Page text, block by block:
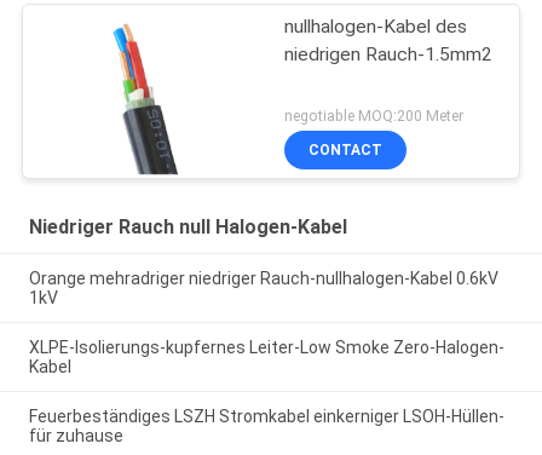
nullhalogen-Kabel des
niedrigen Rauch-1.5mm2
negotiable MOQ:200 Meter
CONTACT
Niedriger Rauch null Halogen-Kabel
Orange mehradriger niedriger Rauch-nullhalogen-Kabel 0.6kV
1kV
XLPE-Isolierungs-kupfernes Leiter-Low Smoke Zero-Halogen-
Kabel
Feuerbeständiges LSZH Stromkabel einkerniger LSOH-Hüllen-
für zuhause